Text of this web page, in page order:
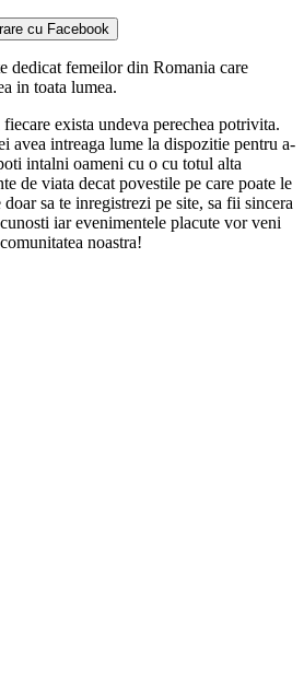
cu Facebook
dedicat femeilordin Romania care
in toata lumea.
exista undeva perechea potrivita.
avea intreaga lume la dispozitie pentru a-
intalni oameni cu o cu totul alta
de viata decat povestile pe care poate le
sa te inregistrezi pe site, sa fii sincera
iar evenimentele placute vor veni
noastra!